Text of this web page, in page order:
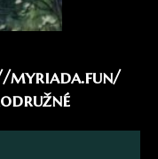
myriada.fun/